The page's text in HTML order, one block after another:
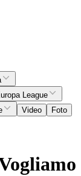
League
Video
Foto